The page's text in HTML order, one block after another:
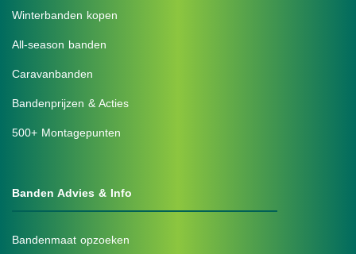
Winterbanden kopen
All-season banden
Caravanbanden
Bandenprijzen & Acties
500+ Montagepunten
Banden Advies & Info
Bandenmaat opzoeken